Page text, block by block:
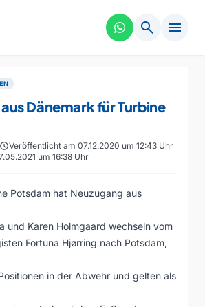
search menu
Dänemark für Turbine
scheduleVeröffentlicht am 07.12.2020 um 12:43 Uhr
um 16:38 Uhr
Potsdam hat Neuzugang aus
und Karen Holmgaard wechseln vom
Fortuna Hjørring nach Potsdam,
in der Abwehr und gelten als